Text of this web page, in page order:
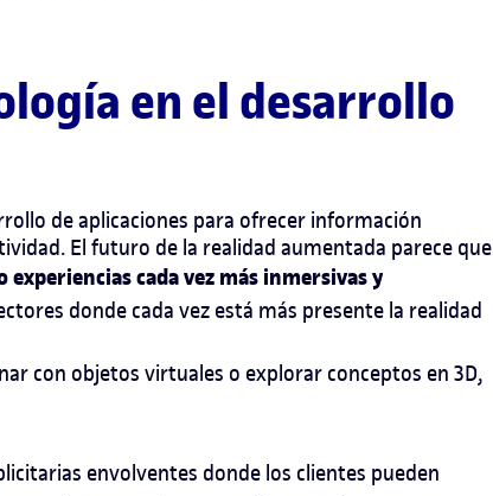
en el desarrollo
de aplicaciones para ofrecer información
El futuro de la realidad aumentada parece que
cada vez más inmersivas y
donde cada vez está más presente la realidad
con objetos virtuales o explorar conceptos en 3D,
envolventes donde los clientes pueden